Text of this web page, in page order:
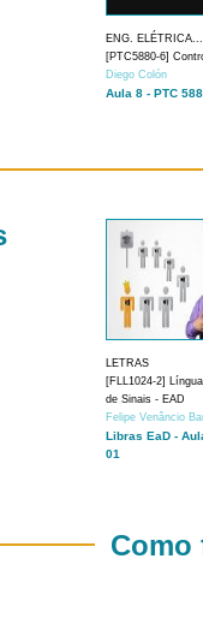
ENG. ELÉTRICA...
[PTC5880-6]
Diego Colón
Aula 8 - PTC
LETRAS
[FLL1024-2]
de Sinais - EAD
Felipe Venâncio
Libras EaD -
01
Como